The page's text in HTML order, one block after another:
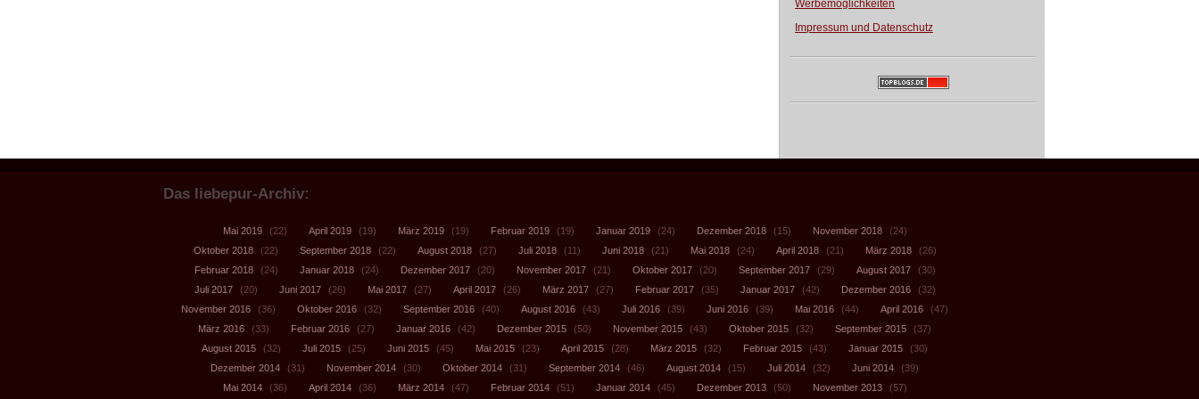
Werbemöglichkeiten
Impressum und Datenschutz
Das liebepur-Archiv:
Mai 2019 (22) April 2019 (19) März 2019 (19) Februar 2019 (19) Januar 2019 (24) Dezember 2018 (15) November 2018
(24)
Oktober 2018
(22) September 2018 (22) August 2018 (27) Juli 2018 (11) Juni 2018 (21) Mai 2018 (24) April 2018 (21) März 2018
(26)
Februar 2018
(24) Januar 2018 (24) Dezember 2017 (20) November 2017 (21) Oktober 2017 (20) September 2017 (29) August 2017
(30)
Juli 2017
(20) Juni 2017 (26) Mai 2017 (27) April 2017 (26) März 2017 (27) Februar 2017 (35) Januar 2017 (42) Dezember 2016
(32)
November 2016
(36) Oktober 2016 (32) September 2016 (40) August 2016 (43) Juli 2016 (39) Juni 2016 (39) Mai 2016 (44) April 2016
(47)
März 2016
(33) Februar 2016 (27) Januar 2016 (42) Dezember 2015 (50) November 2015 (43) Oktober 2015 (32) September 2015
(37)
August 2015
(32) Juli 2015 (25) Juni 2015 (45) Mai 2015 (23) April 2015 (28) März 2015 (32) Februar 2015 (43) Januar 2015
(30)
Dezember 2014
(31) November 2014 (30) Oktober 2014 (31) September 2014 (46) August 2014 (15) Juli 2014 (32) Juni 2014
(39)
Mai 2014
(36) April 2014 (36) März 2014 (47) Februar 2014 (51) Januar 2014 (45) Dezember 2013 (50) November 2013 (57)